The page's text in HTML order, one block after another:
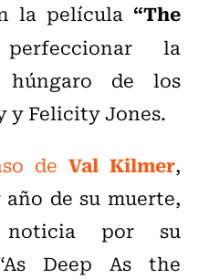
la película “The
la
húngaro de los
y Felicity Jones.
de Val Kilmer,
de su muerte,
por su
Deep As the